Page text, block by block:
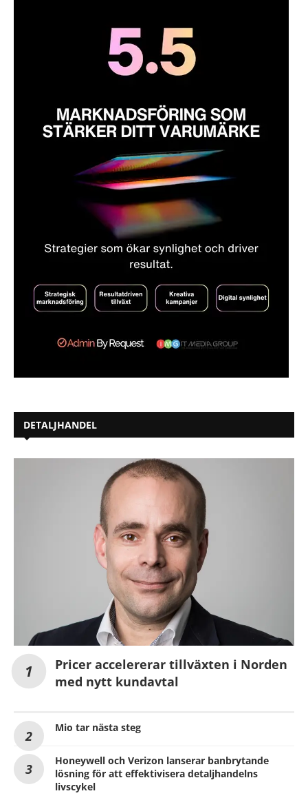
DETALJHANDEL
Pricer accelererar tillväxten i Norden
med nytt kundavtal
Mio tar nästa steg
Honeywell och Verizon lanserar banbrytande
lösning för att effektivisera detaljhandelns
livscykel